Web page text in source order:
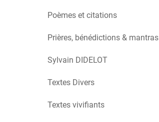
Poèmes et citations
Prières, bénédictions & mantras
Sylvain DIDELOT
Textes Divers
Textes vivifiants